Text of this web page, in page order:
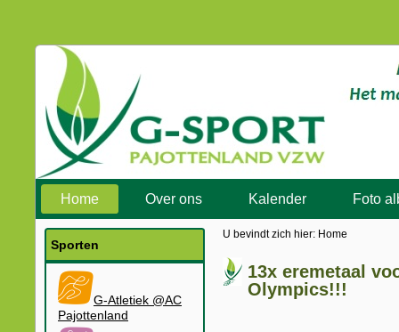
Home Over ons Kalender Foto
Sporten
G-Atletiek @AC
Pajottenland
U bevindt zich hier: Home
13x eremetaal
Olympics!!!